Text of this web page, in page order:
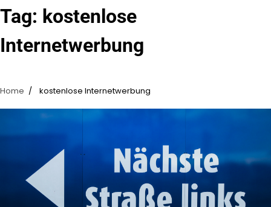
Tag: kostenlose
Internetwerbung
Home kostenlose Internetwerbung